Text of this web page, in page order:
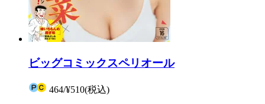
ビッグコミックスペリオール
464/¥510(税込)